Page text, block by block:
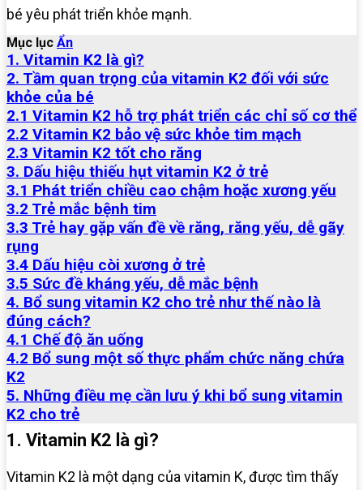
bé yêu phát triển khỏe mạnh.
Mục lục Ẩn
1. Vitamin K2 là gì?
2. Tầm quan trọng của vitamin K2 đối với sức
khỏe của bé
2.1 Vitamin K2 hỗ trợ phát triển các chỉ số cơ thể
2.2 Vitamin K2 bảo vệ sức khỏe tim mạch
2.3 Vitamin K2 tốt cho răng
3. Dấu hiệu thiếu hụt vitamin K2 ở trẻ
3.1 Phát triển chiều cao chậm hoặc xương yếu
3.2 Trẻ mắc bệnh tim
3.3 Trẻ hay gặp vấn đề về răng, răng yếu, dễ gãy
rụng
3.4 Dấu hiệu còi xương ở trẻ
3.5 Sức đề kháng yếu, dễ mắc bệnh
4. Bổ sung vitamin K2 cho trẻ như thế nào là
đúng cách?
4.1 Chế độ ăn uống
4.2 Bổ sung một số thực phẩm chức năng chứa
K2
5. Những điều mẹ cần lưu ý khi bổ sung vitamin
K2 cho trẻ
1. Vitamin K2 là gì?
Vitamin K2 là một dạng của vitamin K, được tìm thấy